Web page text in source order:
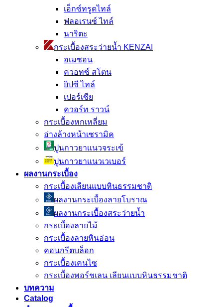
เอ็กซ์ทรูดไทล์
ฟลอเรนซ์ ไทล์
นาริตะ
กระเบื้องสระว่ายน้ำ KENZAI
อเมซอน
ควอทซ์ สโตน
ยิปซี ไทล์
เปอร์เซีย
ควอร์ท ราวน์
กระเบื้องหกเหลี่ยม
อ่างล้างหน้าเซรามิค
ปูนกาวยาเเนวจระเข้
ปูนกาวยาเเนวเวเบอร์
ผลงานกระเบื้อง
กระเบื้องเลียนแบบหินธรรมชาติ
ผลงานกระเบื้องลายโบราณ
ผลงานกระเบื้องสระว่ายนํ้า
กระเบื้องลายไม้
กระเบื้องลายหินอ่อน
คอนกรีตบล็อก
กระเบื้องเคนไซ
กระเบื้องพอร์ชเลน เลียนเเบบหินธรรมชาติ
บทความ
Catalog